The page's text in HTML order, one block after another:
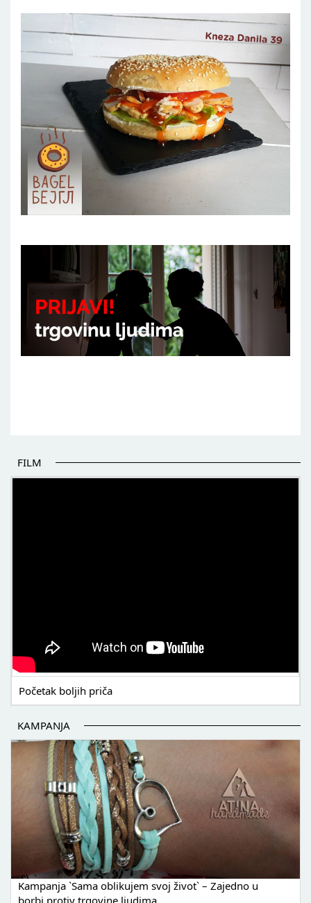
FILM
Početak boljih priča
KAMPANJA
Kampanja `Sama oblikujem svoj život` – Zajedno u
borbi protiv trgovine ljudima